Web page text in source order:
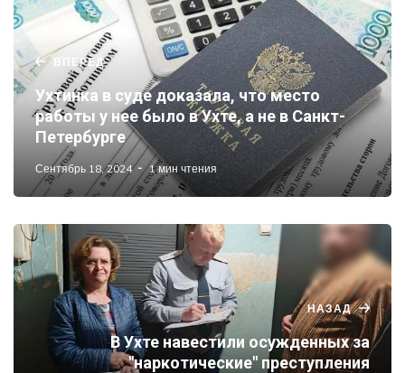
ВПЕРЕД
Ухтинка в суде доказала, что место
работы у нее было в Ухте, а не в Санкт-
Петербурге
Сентябрь 18, 2024 1 мин чтения
НАЗАД
В Ухте навестили осужденных за
"наркотические" преступления